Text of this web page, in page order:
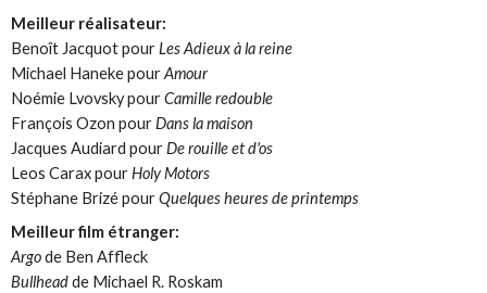
Meilleur réalisateur:
Benoît Jacquot pourLes Adieux à la reine
Michael Haneke pourAmour
Noémie Lvovsky pourCamille redouble
François Ozon pourDans la maison
Jacques Audiard pourDe rouille et d'os
Leos Carax pourHoly Motors
Stéphane Brizé pourQuelques heures de printemps
Meilleur film étranger:
Argode Ben Affleck
Bullheadde Michael R. Roskam